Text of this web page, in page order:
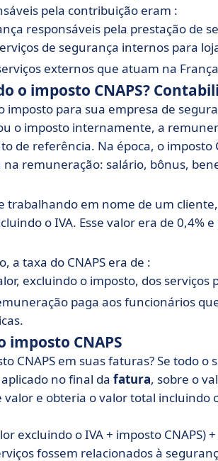
pela contribuição eram :
responsáveis pela prestação de
de segurança internos para
externos que atuam na
o imposto CNAPS?
imposto para sua empresa de
o imposto internamente, a
de referência. Na época, o imposto
na remuneração: salário, bônus,
trabalhando em nome de um
o IVA. Esse valor era de 0,4%
a taxa do CNAPS era de :
excluindo o imposto, dos serviços
paga aos funcionários
CNAPS
CNAPS em suas faturas? Se todo
no final da fatura, sobre o
valor e obteria o valor total incluindo
excluindo o IVA + imposto CNAPS)
fossem relacionados à